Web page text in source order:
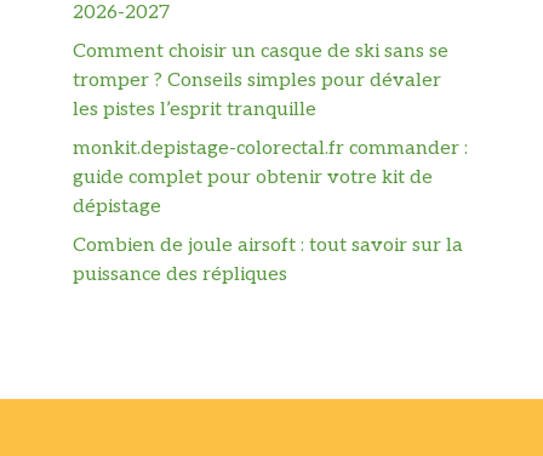
2026-2027
Comment choisir un casque de ski sans se
tromper ? Conseils simples pour dévaler
les pistes l’esprit tranquille
monkit.depistage-colorectal.fr commander :
guide complet pour obtenir votre kit de
dépistage
Combien de joule airsoft : tout savoir sur la
puissance des répliques